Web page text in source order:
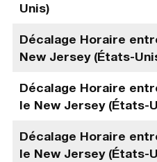
Unis)
Décalage Horaire
New Jersey (États-
Décalage Horaire
le New Jersey (États-
Décalage Horaire
le New Jersey (États-